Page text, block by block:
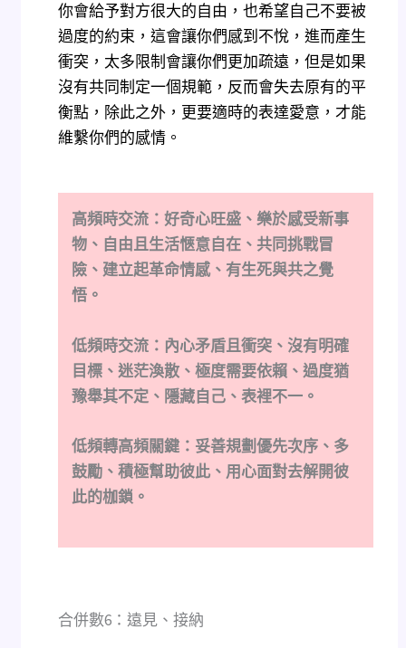
你會給予對方很大的自由，也希望自己不要被
過度的約束，這會讓你們感到不悅，進而產生
衝突，太多限制會讓你們更加疏遠，但是如果
沒有共同制定一個規範，反而會失去原有的平
衡點，除此之外，更要適時的表達愛意，才能
維繫你們的感情。
高頻時交流：好奇心旺盛、樂於感受新事
物、自由且生活愜意自在、共同挑戰冒
險、建立起革命情感、有生死與共之覺
悟。
低頻時交流：內心矛盾且衝突、沒有明確
目標、迷茫渙散、極度需要依賴、過度猶
豫舉其不定、隱藏自己、表裡不一。
低頻轉高頻關鍵：妥善規劃優先次序、多
鼓勵、積極幫助彼此、用心面對去解開彼
此的枷鎖。
合併數6：遠見、接納